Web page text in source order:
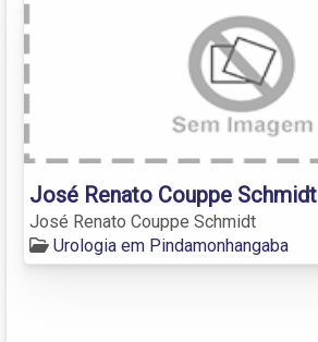
José Renato Couppe Schmidt
José Renato Couppe Schmidt
Urologia em Pindamonhangaba